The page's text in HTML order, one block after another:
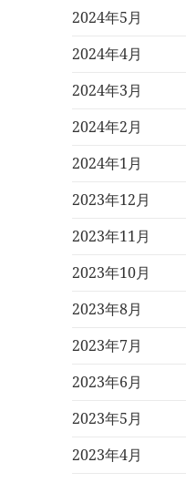
2024年5月
2024年4月
2024年3月
2024年2月
2024年1月
2023年12月
2023年11月
2023年10月
2023年8月
2023年7月
2023年6月
2023年5月
2023年4月